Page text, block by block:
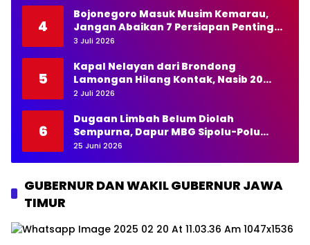
4
Bojonegoro Masuk Musim Kemarau,
Jangan Abaikan 7 Persiapan Penting
Ini
3 Juli 2026
5
Kapal Nelayan dari Brondong
Lamongan Hilang Kontak, Nasib 20
Awak Masih Dicari
2 Juli 2026
6
Dugaan Limbah Belum Diolah
Sempurna, Dapur MBG Sipolu-Polu
Panyabungan Mandailing Natal
25 Juni 2026
GUBERNUR DAN WAKIL GUBERNUR JAWA
TIMUR